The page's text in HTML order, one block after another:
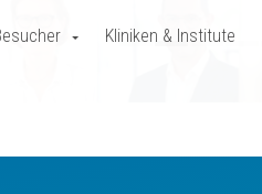
Kliniken & Institute